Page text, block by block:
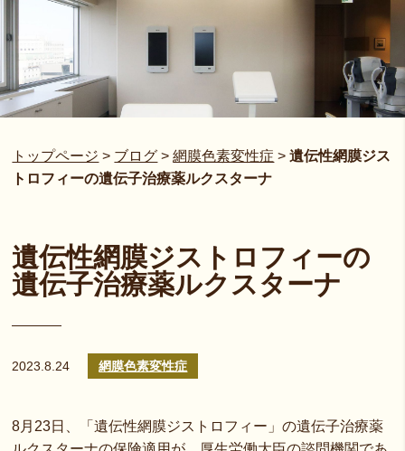
トップページ > ブログ >網膜色素変性症 >遺伝性網膜ジス
トロフィーの遺伝子治療薬ルクスターナ
遺伝性網膜ジストロフィーの
遺伝子治療薬ルクスターナ
2023.8.24 網膜色素変性症
8月23日、「遺伝性網膜ジストロフィー」の遺伝子治療薬